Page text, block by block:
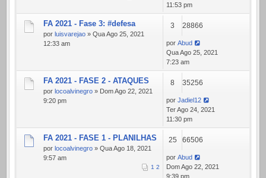
11:53 pm
FA 2021 - Fase 3: #defesa
por luisvarejao » Qua Ago 25, 2021
12:33 am
3 28866
por Abud
Qua Ago 25, 2021
7:23 am
FA 2021 - FASE 2 - ATAQUES
por locoalvinegro » Dom Ago 22, 2021
9:20 pm
8 35256
por Jadiel12
Ter Ago 24, 2021
11:30 pm
FA 2021 - FASE 1 - PLANILHAS
por locoalvinegro » Qua Ago 18, 2021
9:57 am
1 2
25 66506
por Abud
Dom Ago 22, 2021
9:39 pm